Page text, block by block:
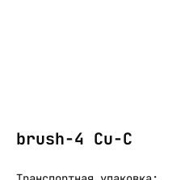
brush-4 Cu-C